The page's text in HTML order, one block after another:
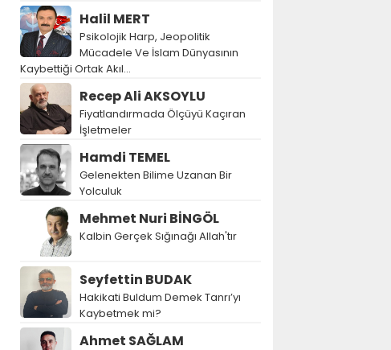
Halil MERT
Psikolojik Harp, Jeopolitik
Mücadele Ve İslam Dünyasının
Kaybettiği Ortak Akıl…
Recep Ali AKSOYLU
Fiyatlandırmada Ölçüyü Kaçıran
İşletmeler
Hamdi TEMEL
Gelenekten Bilime Uzanan Bir
Yolculuk
Mehmet Nuri BİNGÖL
Kalbin Gerçek Sığınağı Allah'tır
Seyfettin BUDAK
Hakikati Buldum Demek Tanrı’yı
Kaybetmek mi?
Ahmet SAĞLAM